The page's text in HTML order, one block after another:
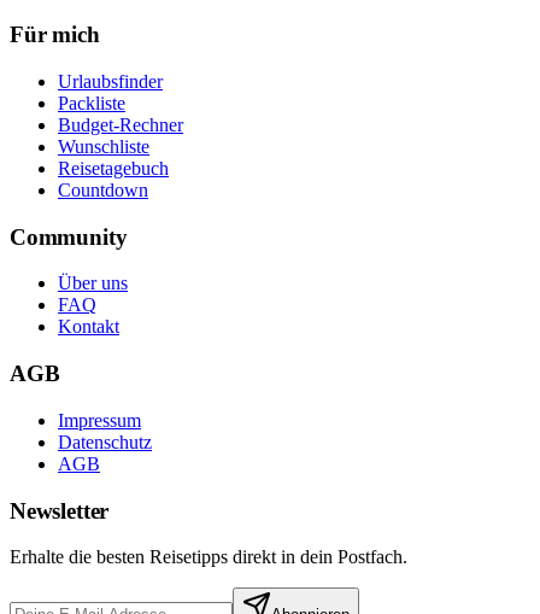
Für mich
Urlaubsfinder
Packliste
Budget-Rechner
Wunschliste
Reisetagebuch
Countdown
Community
Über uns
FAQ
Kontakt
AGB
Impressum
Datenschutz
AGB
Newsletter
Erhalte die besten Reisetipps direkt in dein Postfach.